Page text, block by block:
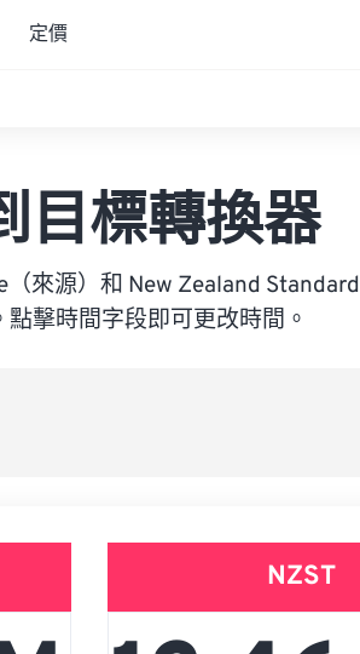
定價
目標轉換器
來源）和 New Zealand
點擊時間字段即可更改時間。
NZST